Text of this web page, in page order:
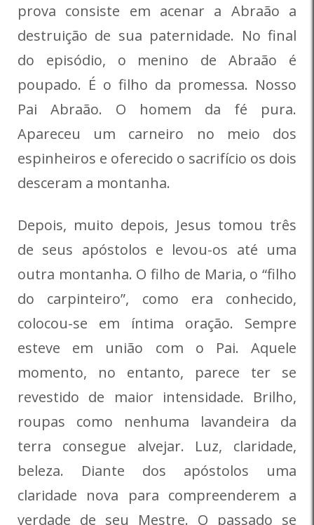
prova consiste em acenar a Abraão a
destruição de sua paternidade. No final
do episódio, o menino de Abraão é
poupado. É o filho da promessa. Nosso
Pai Abraão. O homem da fé pura.
Apareceu um carneiro no meio dos
espinheiros e oferecido o sacrifício os dois
desceram a montanha.
Depois, muito depois, Jesus tomou três
de seus apóstolos e levou-os até uma
outra montanha. O filho de Maria, o “filho
do carpinteiro”, como era conhecido,
colocou-se em íntima oração. Sempre
esteve em união com o Pai. Aquele
momento, no entanto, parece ter se
revestido de maior intensidade. Brilho,
roupas como nenhuma lavandeira da
terra consegue alvejar. Luz, claridade,
beleza. Diante dos apóstolos uma
claridade nova para compreenderem a
verdade de seu Mestre. O passado se